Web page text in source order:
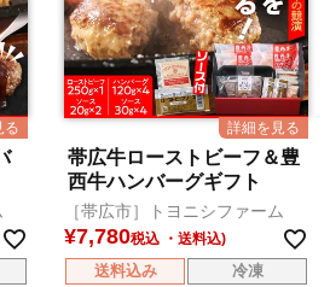
帯広牛ローストビーフ＆豊
西牛ハンバーグギフト
［帯広市］トヨニシファーム
¥7,780税込
送料込み
冷凍